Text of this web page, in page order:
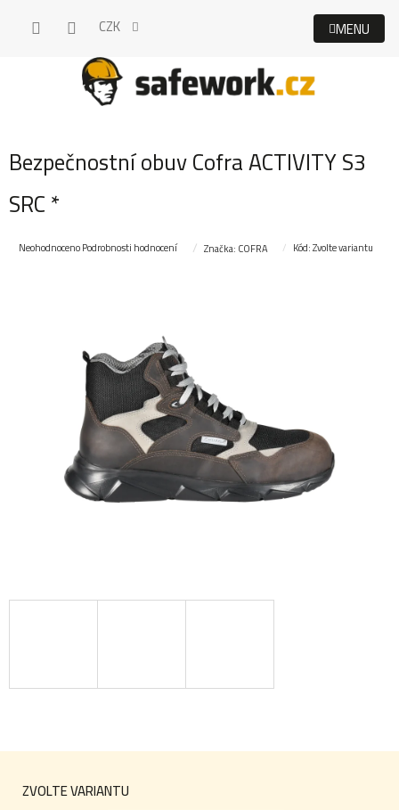
CZK
Bezpečnostní obuv Cofra ACTIVITY S3
SRC *
Průměrné
NeohodnocenoPodrobnosti hodnocení Značka: COFRA Kód:Zvolte variantu
ZVOLTE VARIANTU